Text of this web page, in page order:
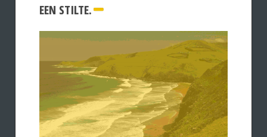
EEN STILTE.